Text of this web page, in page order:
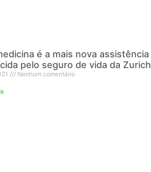
é a mais nova assistência
pelo seguro de vida da Zurich
Nenhum comentário